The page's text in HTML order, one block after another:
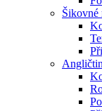
Šikovné